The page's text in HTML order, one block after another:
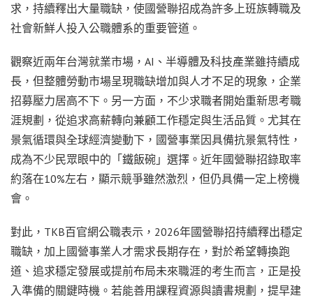
求，持續釋出大量職缺，使國營聯招成為許多上班族轉職及
社會新鮮人投入公職體系的重要管道。
觀察近兩年台灣就業市場，AI、半導體及科技產業雖持續成
長，但整體勞動市場呈現職缺增加與人才不足的現象，企業
招募壓力居高不下。另一方面，不少求職者開始重新思考職
涯規劃，從追求高薪轉向兼顧工作穩定與生活品質。尤其在
景氣循環與全球經濟變動下，國營事業因具備抗景氣特性，
成為不少民眾眼中的「鐵飯碗」選擇。近年國營聯招錄取率
約落在10%左右，顯示競爭雖然激烈，但仍具備一定上榜機
會。
對此，TKB百官網公職表示，2026年國營聯招持續釋出穩定
職缺，加上國營事業人才需求長期存在，對於希望轉換跑
道、追求穩定發展或提前布局未來職涯的考生而言，正是投
入準備的關鍵時機。若能善用課程資源與讀書規劃，提早建